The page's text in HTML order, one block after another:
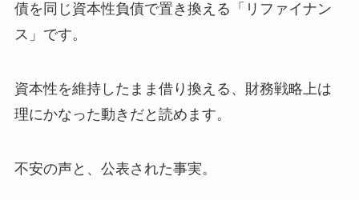
債を同じ資本性負債で置き換える「リファイナン
ス」です。
資本性を維持したまま借り換える、財務戦略上は
理にかなった動きだと読めます。
不安の声と、公表された事実。